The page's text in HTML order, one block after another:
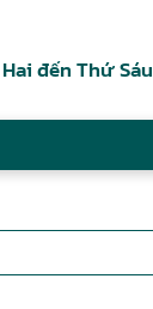
đến Thứ Sáu